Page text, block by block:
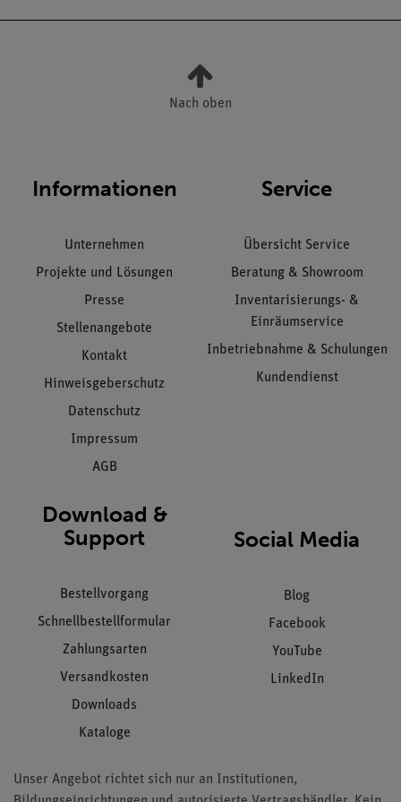
Nach oben
Informationen
Unternehmen
Projekte und Lösungen
Presse
Stellenangebote
Kontakt
Hinweisgeberschutz
Datenschutz
Impressum
AGB
Service
Übersicht Service
Beratung & Showroom
Inventarisierungs- &
Einräumservice
Inbetriebnahme & Schulungen
Kundendienst
Download &
Support
Bestellvorgang
Schnellbestellformular
Zahlungsarten
Versandkosten
Downloads
Kataloge
Social Media
Blog
Facebook
YouTube
LinkedIn
Unser Angebot richtet sich nur an Institutionen,